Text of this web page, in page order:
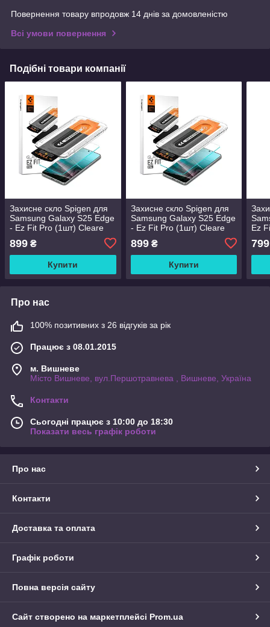
Повернення товару впродовж 14 днів за домовленістю
Всі умови повернення
Подібні товари компанії
Захисне скло Spigen для
Samsung Galaxy S25 Edge
- Ez Fit Pro (1шт) Cleare
899 ₴
Купити
Захисне скло Spigen для
Samsung Galaxy S25 Edge
- Ez Fit Pro (1шт) Cleare
899₴
Купити
Ez
799
Про нас
100% позитивних з 26 відгуків за рік
Працює з 08.01.2015
м. Вишневе
Місто Вишневе, вул.Першотравнева , Вишневе, Україна
Контакти
Сьогодні працює з 10:00 до 18:30
Показати весь графік роботи
Про нас
Контакти
Доставка та оплата
Графік роботи
Повна версія сайту
Сайт створено на маркетплейсі Prom.ua